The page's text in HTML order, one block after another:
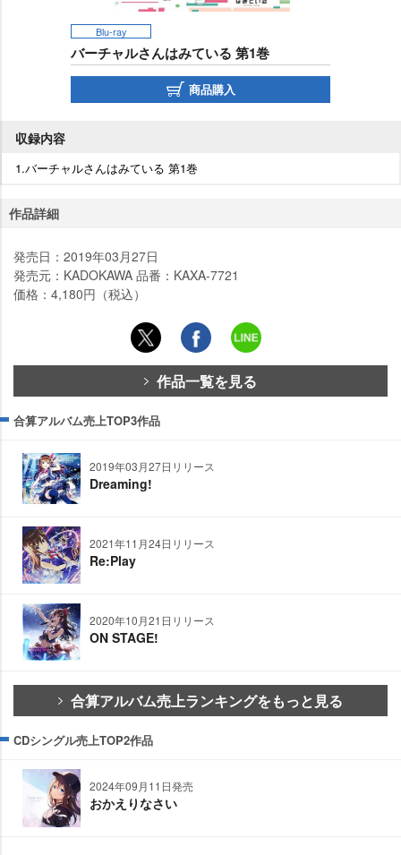
Blu-ray
バーチャルさんはみている 第1巻
商品購入
収録内容
1.バーチャルさんはみている 第1巻
作品詳細
発売日：2019年03月27日
発売元：KADOKAWA 品番：KAXA-7721
価格：4,180円（税込）
作品一覧を見る
合算アルバム売上TOP3作品
2019年03月27日リリース
Dreaming!
2021年11月24日リリース
Re:Play
2020年10月21日リリース
ON STAGE!
合算アルバム売上ランキングをもっと見る
CDシングル売上TOP2作品
2024年09月11日発売
おかえりなさい